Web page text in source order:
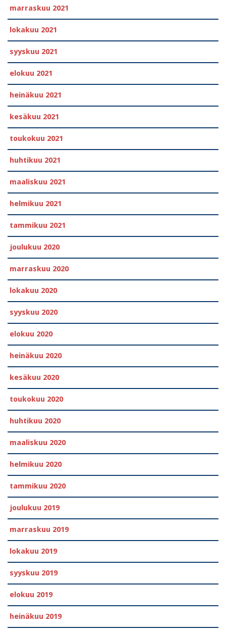
marraskuu 2021
lokakuu 2021
syyskuu 2021
elokuu 2021
heinäkuu 2021
kesäkuu 2021
toukokuu 2021
huhtikuu 2021
maaliskuu 2021
helmikuu 2021
tammikuu 2021
joulukuu 2020
marraskuu 2020
lokakuu 2020
syyskuu 2020
elokuu 2020
heinäkuu 2020
kesäkuu 2020
toukokuu 2020
huhtikuu 2020
maaliskuu 2020
helmikuu 2020
tammikuu 2020
joulukuu 2019
marraskuu 2019
lokakuu 2019
syyskuu 2019
elokuu 2019
heinäkuu 2019